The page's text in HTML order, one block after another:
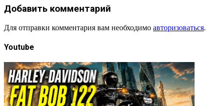
Добавить комментарий
Для отправки комментария вам необходимо авторизоваться.
Youtube